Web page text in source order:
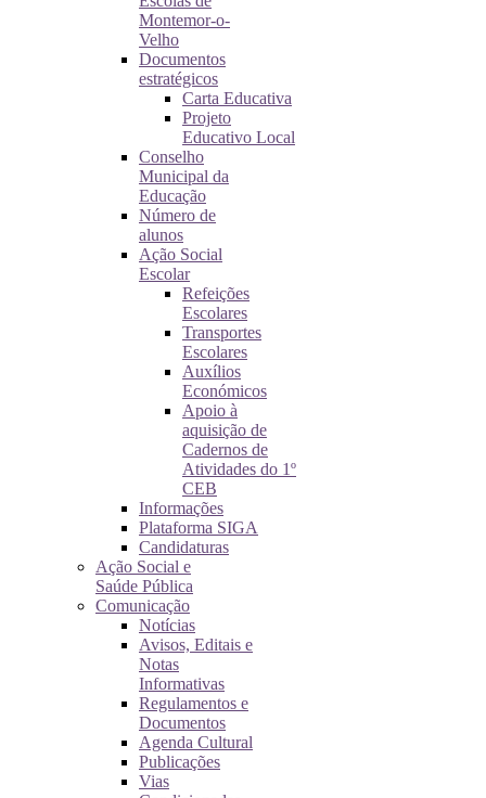
Montemor-o-
Velho
Documentos
estratégicos
Carta Educativa
Projeto
Educativo Local
Conselho
Municipal da
Educação
Número de
alunos
Ação Social
Escolar
Refeições
Escolares
Transportes
Escolares
Auxílios
Económicos
Apoio à
aquisição de
Cadernos de
Atividades do 1º
CEB
Informações
Plataforma SIGA
Candidaturas
Ação Social e
Saúde Pública
Comunicação
Notícias
Avisos, Editais e
Notas
Informativas
Regulamentos e
Documentos
Agenda Cultural
Publicações
Vias